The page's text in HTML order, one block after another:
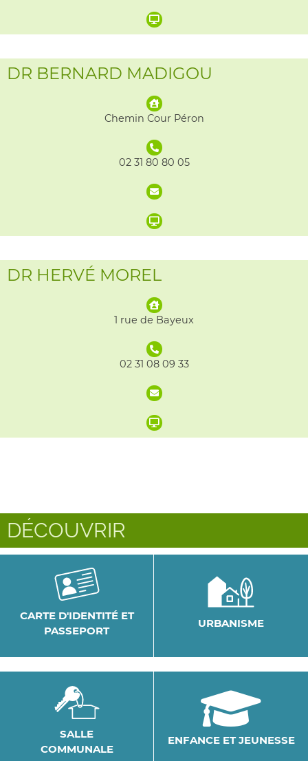
DR BERNARD MADIGOU
Chemin Cour Péron
02 31 80 80 05
DR HERVÉ MOREL
1 rue de Bayeux
02 31 08 09 33
DÉCOUVRIR
CARTE D'IDENTITÉ ET
PASSEPORT
URBANISME
SALLE
COMMUNALE
ENFANCE ET JEUNESSE